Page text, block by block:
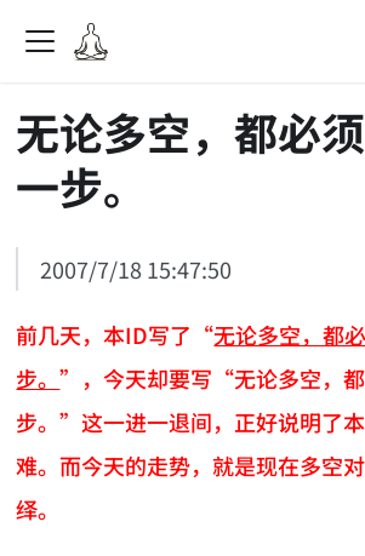
无论多空，都必
一步。
2007/7/18 15:47:50
前几天，本ID写了“无论多空，都
步。”，今天却要写“无论多空，
步。”这一进一退间，正好说明了
难。而今天的走势，就是现在多空
绎。